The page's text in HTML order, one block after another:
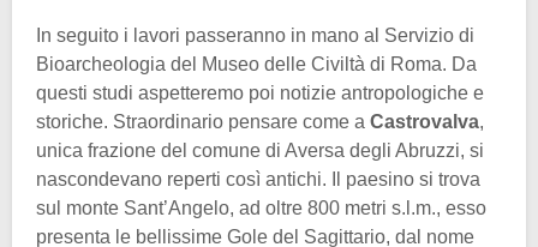
In seguito i lavori passeranno in mano al Servizio di
Bioarcheologia del Museo delle Civiltà di Roma. Da
questi studi aspetteremo poi notizie antropologiche e
storiche. Straordinario pensare come a Castrovalva,
unica frazione del comune di Aversa degli Abruzzi, si
nascondevano reperti così antichi. Il paesino si trova
sul monte Sant’Angelo, ad oltre 800 metri s.l.m., esso
presenta le bellissime Gole del Sagittario, dal nome